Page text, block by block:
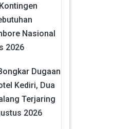
Nasional
2026
Dugaan
Kediri, Dua
Terjaring
2026